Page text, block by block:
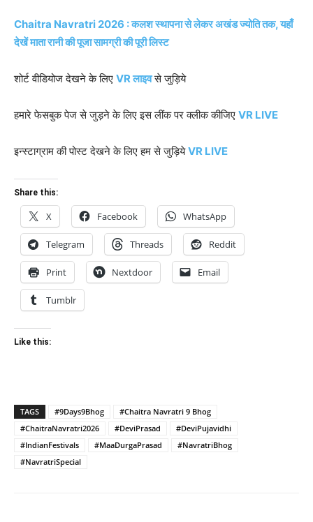
Chaitra Navratri 2026 : कलश स्थापना से लेकर अखंड ज्योति तक, यहाँ
देखें माता रानी की पूजा सामग्री की पूरी लिस्ट
शोर्ट वीडियोज देखने के लिए VR लाइवसे जुड़िये
हमारे फेसबुक पेज से जुड़ने के लिए इस लींक पर क्लीक कीजिए VR LIVE
इन्स्टाग्राम की पोस्ट देखने के लिए हम से जुड़ियेVR LIVE
Share this:
X Facebook WhatsApp
Telegram Threads Reddit
Print Nextdoor Email
Tumblr
Like this:
TAGS #9Days9Bhog
#Chaitra Navratri 9 Bhog
#ChaitraNavratri2026
#DeviPrasad
#DeviPujavidhi
#IndianFestivals
#MaaDurgaPrasad
#NavratriBhog
#NavratriSpecial